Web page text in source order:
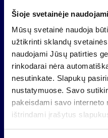
Šioje svetainėje
Mūsų svetainė naudoja
užtikrinti sklandų
naudojami Jūsų patirties
rinkodarai nėra
nesutinkate. Slapukų
nustatymuose. Savo
pakeisdami savo
ištrindami įrašytus
141,262 Lt.
„Finasta Obligacijų
sukaupta 1,655
109,4193 Lt. Pasak A.
dėmesį į šį fondą
gyvena korekcinėmis